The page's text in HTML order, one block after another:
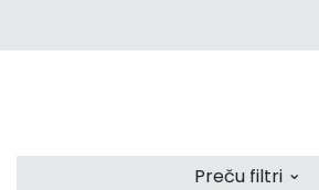
Preču filtri ⌄